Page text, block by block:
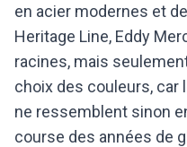
en acier modernes et
Heritage Line, Eddy
racines, mais
choix des couleurs, car
ne ressemblent sinon
course des années de